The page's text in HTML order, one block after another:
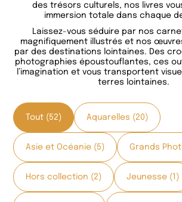
des trésors culturels, nos livres
immersion totale dans chaque
Laissez-vous séduire par nos
magnifiquement illustrés et nos
par des destinations lointaines. Des
photographies époustouflantes, ces
l’imagination et vous transportent
terres lointaines.
Tout (52) Aquarelles (20)
Asie et Océanie (5) Grands
Hors collection (2) Jeunesse (1)